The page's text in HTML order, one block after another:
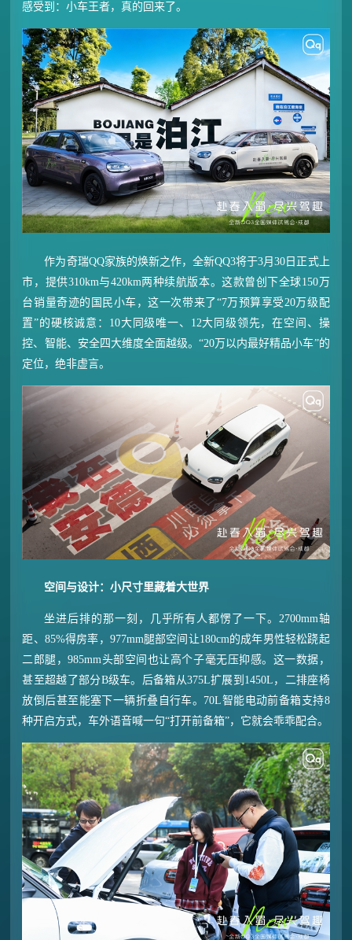
感受到：小车王者，真的回来了。
作为奇瑞QQ家族的焕新之作，全新QQ3将于3月30日正式上
市，提供310km与420km两种续航版本。这款曾创下全球150万
台销量奇迹的国民小车，这一次带来了“7万预算享受20万级配
置”的硬核诚意：10大同级唯一、12大同级领先，在空间、操
控、智能、安全四大维度全面越级。“20万以内最好精品小车”的
定位，绝非虚言。
空间与设计：小尺寸里藏着大世界
坐进后排的那一刻，几乎所有人都愣了一下。2700mm轴
距、85%得房率，977mm腿部空间让180cm的成年男性轻松跷起
二郎腿，985mm头部空间也让高个子毫无压抑感。这一数据，
甚至超越了部分B级车。后备箱从375L扩展到1450L，二排座椅
放倒后甚至能塞下一辆折叠自行车。70L智能电动前备箱支持8
种开启方式，车外语音喊一句“打开前备箱”，它就会乖乖配合。